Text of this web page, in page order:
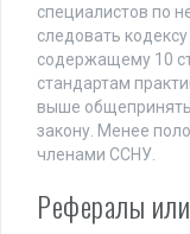
специалистов по
следовать
содержащему 10
стандартам
выше
закону. Менее
членами ССНУ.
Рефералы